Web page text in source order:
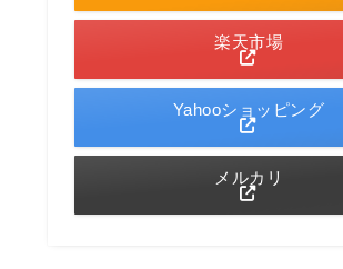
楽天市場
Yahooショッピング
メルカリ